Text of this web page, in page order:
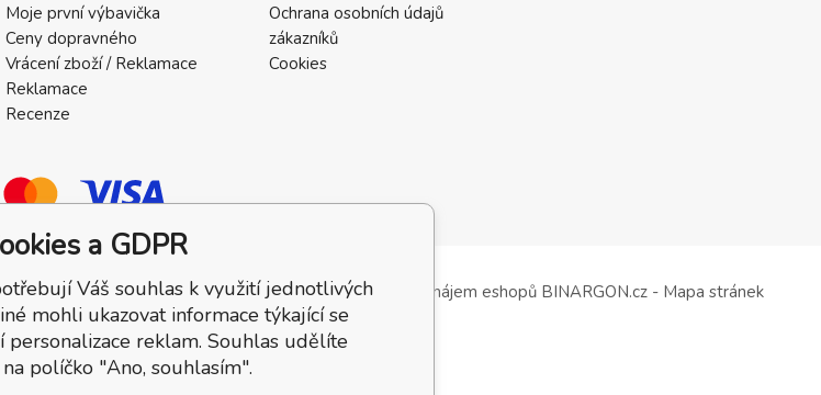
Moje první výbavička
Ceny dopravného
Vrácení zboží / Reklamace
Reklamace
Recenze
Ochrana osobních údajů
zákazníků
Cookies
Tvorba a pronájem eshopů BINARGON.cz - Mapa stránek
a GDPR
Váš souhlas k využití jednotlivých
mohli ukazovat informace týkající se
personalizace reklam. Souhlas udělíte
políčko "Ano, souhlasím".